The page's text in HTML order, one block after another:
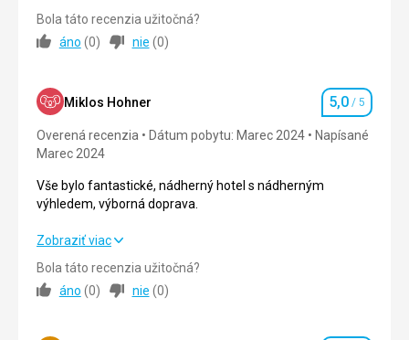
Strava
Okolie 5,0/ 5
Služby
Cena
Bola táto recenzia užitočná?
áno (0) nie (0)
Miklos Hohner Hodnotenie
5,0 / 5
Overená recenzia Dátum pobytu: Marec 2024
Napísané
Marec 2024
Vše bylo fantastické, nádherný hotel s nádherným
výhledem, výborná doprava.
Vše bylo fantastické, nádherný hotel s nádherným
Strava
Zobraziť viac
Bola táto recenzia užitočná?
áno (0) nie (0)